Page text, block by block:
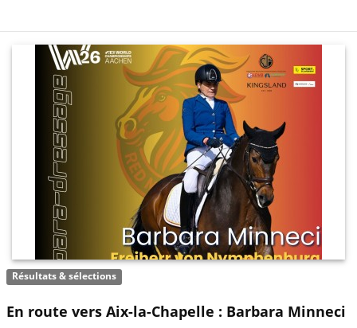
Résultats & sélections
En route vers Aix-la-Chapelle : Barbara Minneci